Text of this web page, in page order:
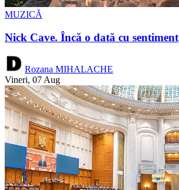
MUZICĂ
Nick Cave. Încă o dată cu sentiment
Rozana MIHALACHE
Vineri, 07 Aug